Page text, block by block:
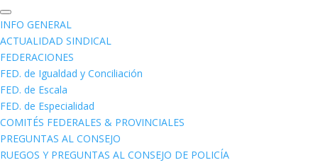
INFO GENERAL
ACTUALIDAD SINDICAL
FEDERACIONES
FED. de Igualdad y Conciliación
FED. de Escala
FED. de Especialidad
COMITÉS FEDERALES & PROVINCIALES
PREGUNTAS AL CONSEJO
RUEGOS Y PREGUNTAS AL CONSEJO DE POLICÍA